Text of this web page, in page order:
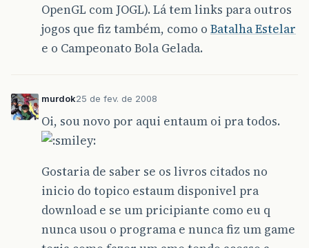
OpenGL com JOGL). Lá tem links para outros
jogos que fiz também, como o Batalha Estelar
e o Campeonato Bola Gelada.
murdok25 de fev. de 2008
Oi, sou novo por aqui entaum oi pra todos.
Gostaria de saber se os livros citados no
inicio do topico estaum disponivel pra
download e se um pricipiante como eu q
nunca usou o programa e nunca fiz um game